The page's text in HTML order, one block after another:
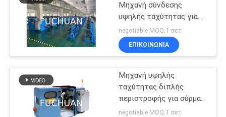
καλώδιο συστροφή
μηχάνημα
Μηχανή σύνδεσης
υψηλής ταχύτητας για
καλώδια καλωδίων
λεπτού χαλκού
negotiable MOQ:1 σετ
ΕΠΙΚΟΙΝΩΝΊΑ
Μηχανή υψηλής
ταχύτητας διπλής
περιστροφής για σύρμα
χαλκού 300/400/450mm
negotiable MOQ:1 σετ